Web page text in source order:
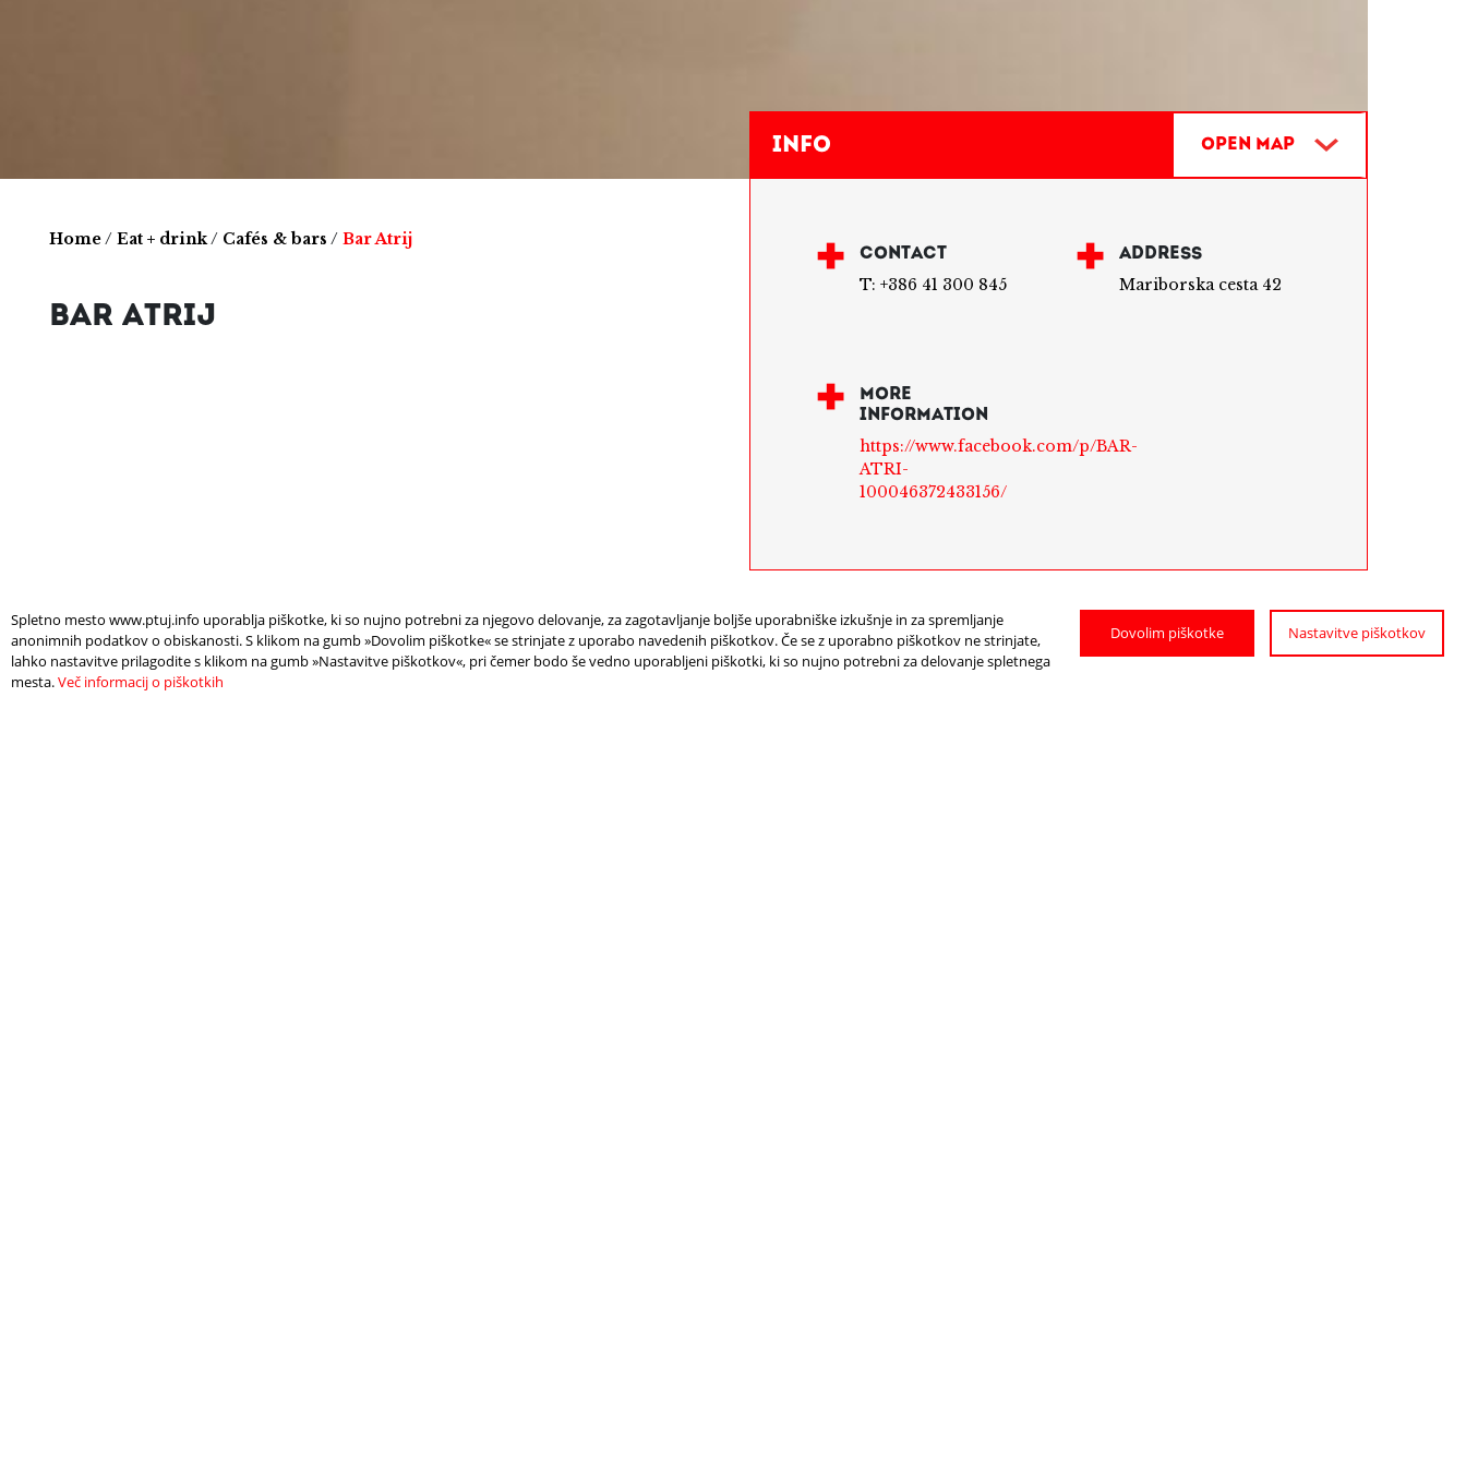
Home/ Eat + drink/ Cafés & bars / Bar Atrij
BAR ATRIJ
Info Open Map
CONTACT
T: +386 41 300 845
ADDRESS
Mariborska cesta 42
MORE
INFORMATION
https://www.facebook.com/p/BAR-
ATRI-
100046372433156/
Spletno mesto www.ptuj.info uporablja piškotke, ki so nujno potrebni za njegovo delovanje, za zagotavljanje boljše uporabniške izkušnje in za spremljanje
anonimnih podatkov o obiskanosti. S klikom na gumb »Dovolim piškotke« se strinjate z uporabo navedenih piškotkov. Če se z uporabno piškotkov ne strinjate,
lahko nastavitve prilagodite s klikom na gumb »Nastavitve piškotkov«, pri čemer bodo še vedno uporabljeni piškotki, ki so nujno potrebni za delovanje spletnega
mesta.Več informacij o piškotkih
Dovolim piškotke Nastavitve piškotkov